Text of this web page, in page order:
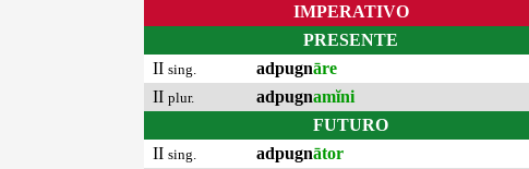
IMPERATIVO
PRESENTE
II sing. adpugnāre
II plur. adpugnamĭni
FUTURO
II sing. adpugnātor